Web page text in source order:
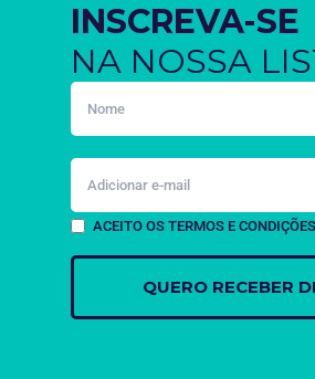
INSCREVA-SE
NA NOSSA
ACEITO OS TERMOS E